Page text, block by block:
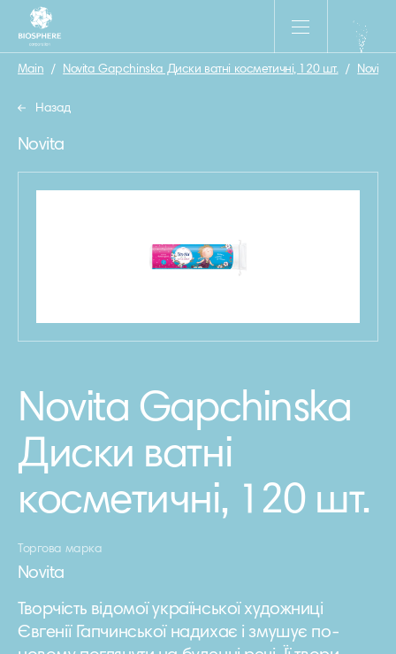
Main / Novita Gapchinska Диски ватні косметичнi, 120 шт. / Novita
Назад
Novita
Novita Gapchinska
Диски ватні
косметичнi, 120 шт.
Торгова марка
Novita
Творчість відомої української художниці
Євгенії Гапчинської надихає і змушує по-